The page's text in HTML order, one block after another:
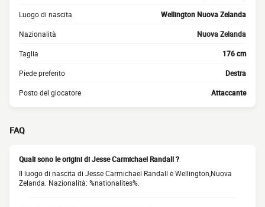
Luogo di nascita Wellington Nuova Zelanda
Nazionalità Nuova Zelanda
Taglia 176 cm
Piede preferito Destra
Posto del giocatore Attaccante
FAQ
Quali sono le origini di Jesse Carmichael Randall ?
Il luogo di nascita di Jesse Carmichael Randall è Wellington,Nuova
Zelanda. Nazionalità: %nationalites%.